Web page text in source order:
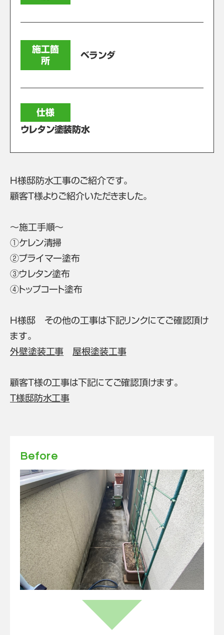
施工箇
所
ベランダ
仕様
ウレタン塗装防水
H様邸防水工事のご紹介です。
顧客T様よりご紹介いただきました。
～施工手順～
①ケレン清掃
②プライマー塗布
③ウレタン塗布
④トップコート塗布
H様邸 その他の工事は下記リンクにてご確認頂け
ます。
外壁塗装工事
屋根塗装工事
顧客T様の工事は下記にてご確認頂けます。
T様邸防水工事
Before